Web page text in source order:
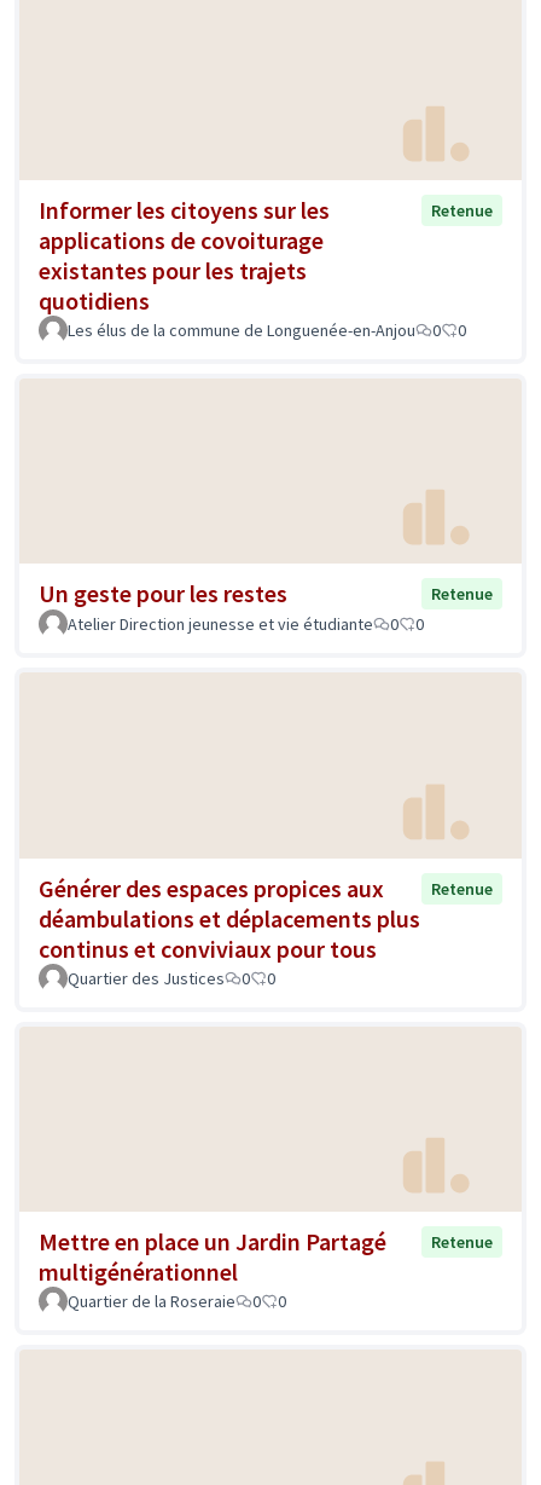
Informer les citoyens sur les
applications de covoiturage
existantes pour les trajets
quotidiens
Retenue
Les élus de la commune de Longuenée-en-Anjou 0 0
Un geste pour les restes
Retenue
Atelier Direction jeunesse et vie étudiante
0 0
Générer des espaces propices aux
déambulations et déplacements plus
continus et conviviaux pour tous
Retenue
Quartier des Justices 0 0
Mettre en place un Jardin Partagé
multigénérationnel
Retenue
Quartier de la Roseraie 0 0